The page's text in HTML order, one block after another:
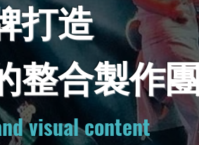
visual content
打造
整合製作